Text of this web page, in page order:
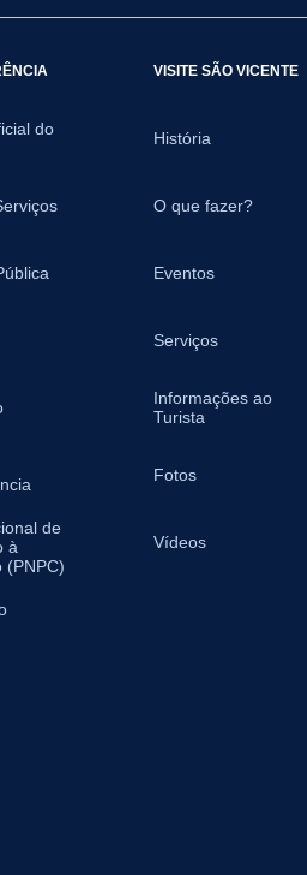
do
de
à
(PNPC)
VISITE SÃO VICENTE
História
O que fazer?
Eventos
Serviços
Informações ao
Turista
Fotos
Vídeos